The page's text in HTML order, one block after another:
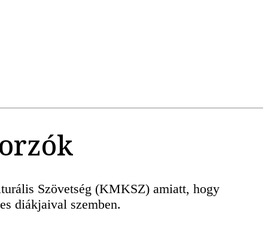
Szövetség (KMKSZ) amiatt, hogy
diákjaival szemben.